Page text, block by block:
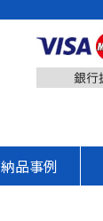
納品事例